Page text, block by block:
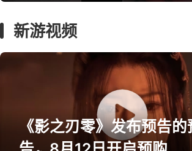
新游视频
《影之刃零》发布预告的